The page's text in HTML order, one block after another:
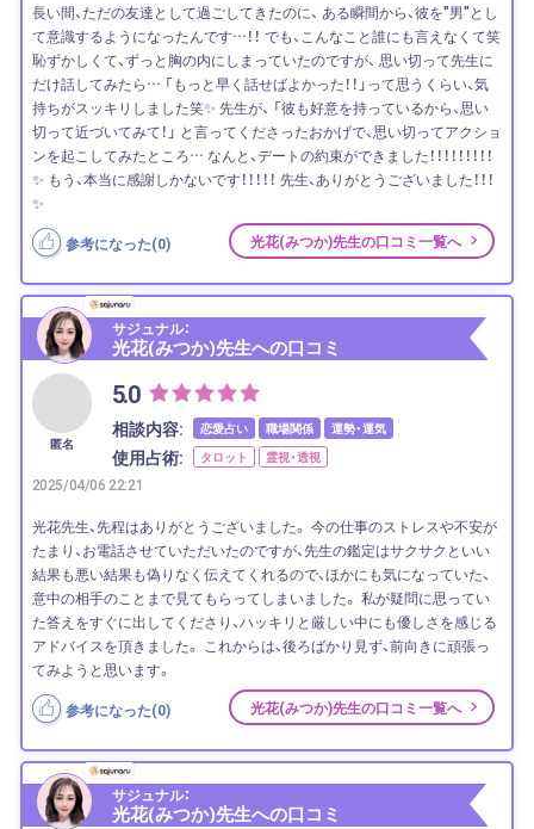
長い間、ただの友達として過ごしてきたのに、 ある瞬間から、彼を"男"とし
て意識するようになったんです…！！ でも、こんなこと誰にも言えなくて笑
恥ずかしくて、ずっと胸の内にしまっていたのですが、 思い切って先生に
だけ話してみたら… 「もっと早く話せばよかった！！」って思うくらい、気
持ちがスッキリしました笑✨ 先生が、 「彼も好意を持っているから、思い
切って近づいてみて！」 と言ってくださったおかげで、思い切ってアクショ
ンを起こしてみたところ… なんと、デートの約束ができました！！！！！！！！！
✨ もう、本当に感謝しかないです！！！！！ 先生、ありがとうございました！！！
✨
参考になった(0) 光花(みつか)先生の口コミ一覧へ
サジュナル：
光花(みつか)先生への口コミ
匿名
5.0
相談内容: 恋愛占い 職場関係 運勢・運気
使用占術: タロット 霊視・透視
2025/04/06 22:21
光花先生、先程はありがとうございました。 今の仕事のストレスや不安が
たまり、お電話させていただいたのですが、先生の鑑定はサクサクといい
結果も悪い結果も偽りなく伝えてくれるので、ほかにも気になっていた、
意中の相手のことまで見てもらってしまいました。 私が疑問に思ってい
た答えをすぐに出してくださり、ハッキリと厳しい中にも優しさを感じる
アドバイスを頂きました。 これからは、後ろばかり見ず、前向きに頑張っ
てみようと思います。
参考になった(0) 光花(みつか)先生の口コミ一覧へ
サジュナル：
光花(みつか)先生への口コミ